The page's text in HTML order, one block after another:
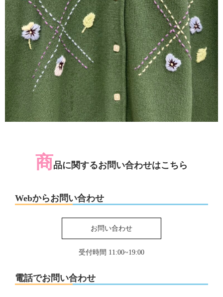
商品に関するお問い合わせはこちら
Webからお問い合わせ
お問い合わせ
受付時間 11:00~19:00
電話でお問い合わせ